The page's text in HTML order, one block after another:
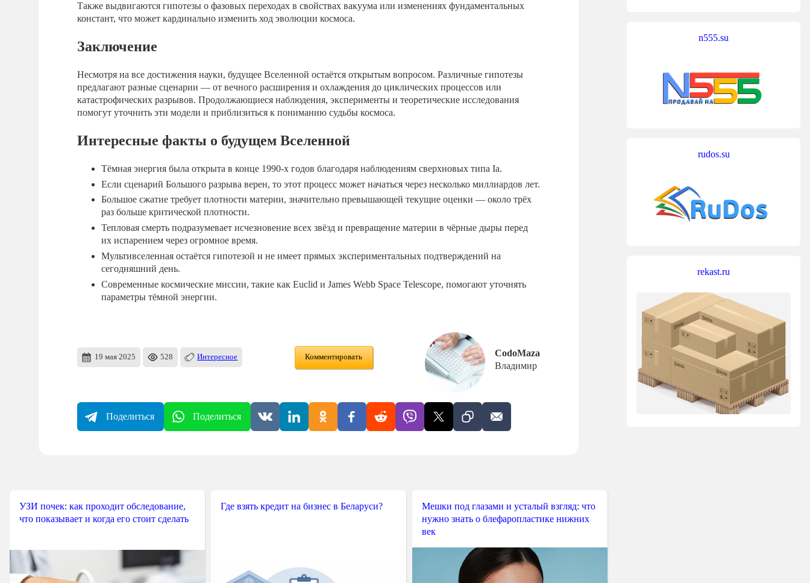
Также выдвигаются гипотезы о фазовых переходах в свойствах вакуума или изменениях фундаментальных
констант, что может кардинально изменить ход эволюции космоса.
Заключение
Несмотря на все достижения науки, будущее Вселенной остаётся открытым вопросом. Различные гипотезы
предлагают разные сценарии — от вечного расширения и охлаждения до циклических процессов или
катастрофических разрывов. Продолжающиеся наблюдения, эксперименты и теоретические исследования
помогут уточнить эти модели и приблизиться к пониманию судьбы космоса.
Интересные факты о будущем Вселенной
Тёмная энергия была открыта в конце 1990-х годов благодаря наблюдениям сверхновых типа Ia.
Если сценарий Большого разрыва верен, то этот процесс может начаться через несколько миллиардов лет.
Большое сжатие требует плотности материи, значительно превышающей текущие оценки — около трёх
раз больше критической плотности.
Тепловая смерть подразумевает исчезновение всех звёзд и превращение материи в чёрные дыры перед
их испарением через огромное время.
Мультивселенная остаётся гипотезой и не имеет прямых экспериментальных подтверждений на
сегодняшний день.
Современные космические миссии, такие как Euclid и James Webb Space Telescope, помогают уточнять
параметры тёмной энергии.
19 мая 2025 528 Интересное Комментировать
CodoMaza
Владимир
Поделиться Поделиться
УЗИ почек: как проходит обследование,
что показывает и когда его стоит сделать
Где взять кредит на бизнес в Беларуси?
Мешки под глазами и усталый взгляд: что
нужно знать о блефаропластике нижних
век
n555.su
rudos.su
rekast.ru